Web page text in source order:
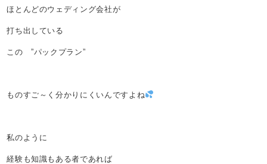
ほとんどのウェディング会社が
打ち出している
この ”パックプラン”
ものすご～く分かりにくいんですよね
私のように
経験も知識もある者であれば